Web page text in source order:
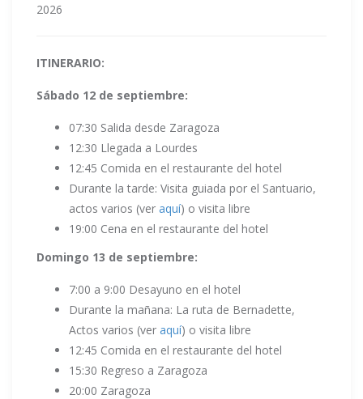
2026
ITINERARIO:
Sábado 12 de septiembre:
07:30 Salida desde Zaragoza
12:30 Llegada a Lourdes
12:45 Comida en el restaurante del hotel
Durante la tarde: Visita guiada por el Santuario,
actos varios (ver aquí) o visita libre
19:00 Cena en el restaurante del hotel
Domingo 13 de septiembre:
7:00 a 9:00 Desayuno en el hotel
Durante la mañana: La ruta de Bernadette,
Actos varios (ver aquí) o visita libre
12:45 Comida en el restaurante del hotel
15:30 Regreso a Zaragoza
20:00 Zaragoza